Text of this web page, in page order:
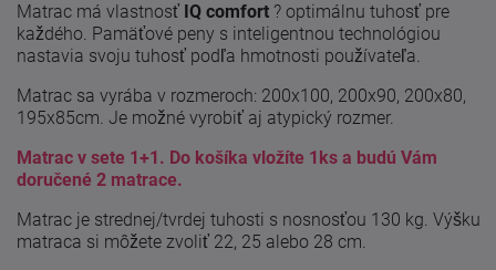
Matrac má vlastnosť IQ comfort ? optimálnu tuhosť pre
každého. Pamäťové peny s inteligentnou technológiou
nastavia svoju tuhosť podľa hmotnosti používateľa.
Matrac sa vyrába v rozmeroch: 200x100, 200x90, 200x80,
195x85cm. Je možné vyrobiť aj atypický rozmer.
Matrac v sete 1+1. Do košíka vložíte 1ks a budú Vám
doručené 2 matrace.
Matrac je strednej/tvrdej tuhosti s nosnosťou 130 kg. Výšku
matraca si môžete zvoliť 22, 25 alebo 28 cm.